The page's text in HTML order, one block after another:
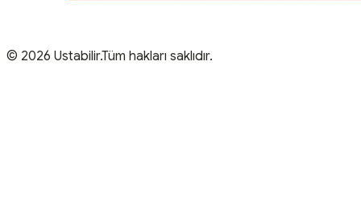
© 2026 Ustabilir.Tüm hakları saklıdır.